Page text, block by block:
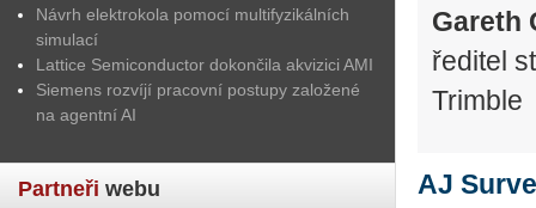
Návrh elektrokola pomocí multifyzikálních
simulací
Lattice Semiconductor dokončila akvizici AMI
Siemens rozvíjí pracovní postupy založené
na agentní AI
Partneři webu
Gareth
ředitel
Trimble
AJ